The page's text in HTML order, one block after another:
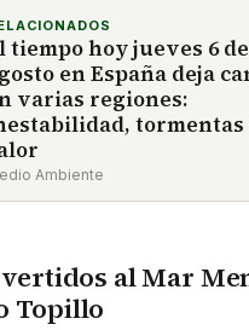
tiempo hoy jueves 6 de
en España deja
varias regiones:
tormentas
Ambiente
al Mar
Topillo